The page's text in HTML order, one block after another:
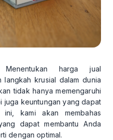
harga jual
krusial dalam dunia
tidak hanya memengaruhi
juga keuntungan yang dapat
ini, kami akan membahas
dapat membantu Anda
dengan optimal.